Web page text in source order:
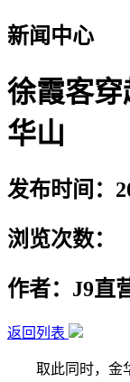
新闻中心
徐霞客穿
华山
发布时间：
浏览次数：
作者：J9直
返回列表
取此同时，金华